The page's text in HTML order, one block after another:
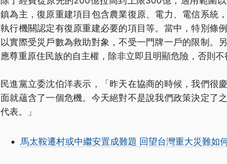
鎮為主，復原重建項目包含農業復原、電力、電信系統
執行機關認定有復原重建必要的項目等。當中，特別條
以實際受災戶數為救助對象，不受一門牌一戶的限制。
應尊重原住民族的自主權，除非立即且明顯危險，否則不
民進黨立委沈伯洋表示，「昨天在協商的時候，我們很
面就蘊含了一個危機。今天絕對不是說我們政策決定了
代表。」
馬太鞍遷村或中繼安置成難題 回望台灣重大災難如